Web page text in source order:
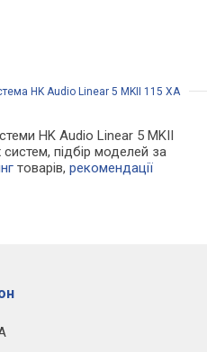
HK Audio Linear 5 MKII 115 XA
HK Audio Linear 5 MKII
систем, підбір моделей за
товарів,рекомендації